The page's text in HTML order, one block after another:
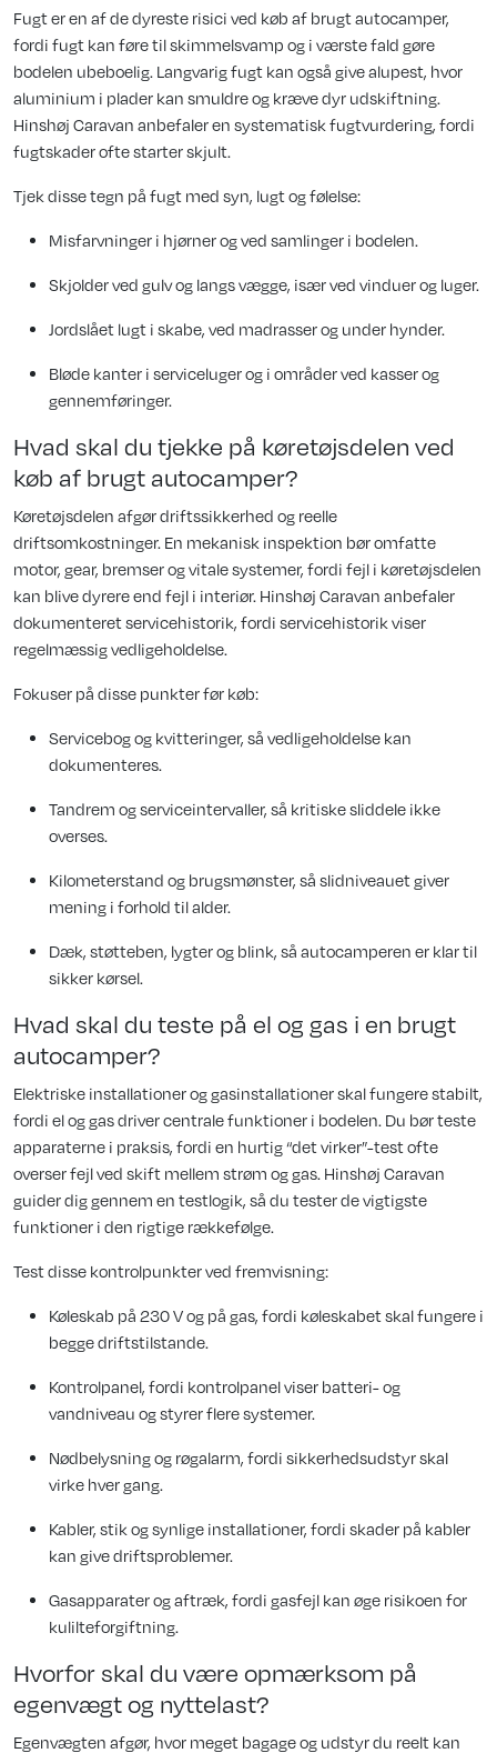
Fugt er en af de dyreste risici ved køb af brugt autocamper,
fordi fugt kan føre til skimmelsvamp og i værste fald gøre
bodelen ubeboelig. Langvarig fugt kan også give alupest, hvor
aluminium i plader kan smuldre og kræve dyr udskiftning.
Hinshøj Caravan anbefaler en systematisk fugtvurdering, fordi
fugtskader ofte starter skjult.
Tjek disse tegn på fugt med syn, lugt og følelse:
Misfarvninger i hjørner og ved samlinger i bodelen.
Skjolder ved gulv og langs vægge, især ved vinduer og luger.
Jordslået lugt i skabe, ved madrasser og under hynder.
Bløde kanter i serviceluger og i områder ved kasser og
gennemføringer.
Hvad skal du tjekke på køretøjsdelen ved
køb af brugt autocamper?
Køretøjsdelen afgør driftssikkerhed og reelle
driftsomkostninger. En mekanisk inspektion bør omfatte
motor, gear, bremser og vitale systemer, fordi fejl i køretøjsdelen
kan blive dyrere end fejl i interiør. Hinshøj Caravan anbefaler
dokumenteret servicehistorik, fordi servicehistorik viser
regelmæssig vedligeholdelse.
Fokuser på disse punkter før køb:
Servicebog og kvitteringer, så vedligeholdelse kan
dokumenteres.
Tandrem og serviceintervaller, så kritiske sliddele ikke
overses.
Kilometerstand og brugsmønster, så slidniveauet giver
mening i forhold til alder.
Dæk, støtteben, lygter og blink, så autocamperen er klar til
sikker kørsel.
Hvad skal du teste på el og gas i en brugt
autocamper?
Elektriske installationer og gasinstallationer skal fungere stabilt,
fordi el og gas driver centrale funktioner i bodelen. Du bør teste
apparaterne i praksis, fordi en hurtig “det virker”-test ofte
overser fejl ved skift mellem strøm og gas. Hinshøj Caravan
guider dig gennem en testlogik, så du tester de vigtigste
funktioner i den rigtige rækkefølge.
Test disse kontrolpunkter ved fremvisning:
Køleskab på 230 V og på gas, fordi køleskabet skal fungere i
begge driftstilstande.
Kontrolpanel, fordi kontrolpanel viser batteri- og
vandniveau og styrer flere systemer.
Nødbelysning og røgalarm, fordi sikkerhedsudstyr skal
virke hver gang.
Kabler, stik og synlige installationer, fordi skader på kabler
kan give driftsproblemer.
Gasapparater og aftræk, fordi gasfejl kan øge risikoen for
kulilteforgiftning.
Hvorfor skal du være opmærksom på
egenvægt og nyttelast?
Egenvægten afgør, hvor meget bagage og udstyr du reelt kan